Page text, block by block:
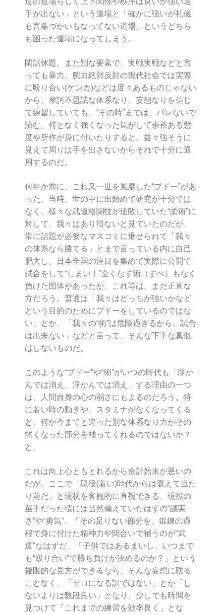
手が出ない」という道場と「確かに強いが礼儀
も言葉づかいもなってない道場」というどちら
も困った道場になってしまう。
閑話休題。また別な要素で、実戦実戦などと言
っても暴力、腕力絶対反対の現代社会では実際
に殴り合い(ケンカ)などは度々あるものじゃない
から、摩訶不思議な体系なり、妄想なりを信じ
て練習していても、“その時”までは、バレないで
済む。何となく強くなった気がして余裕ある態
度や所作が身に付いたりすると、益々強そうに
見えて周りは手を出さないからそれで十分に通
用するのだ。
何年か前に、これ又一世を風靡した“ブドー”があ
った。当時、世の中に出始めて研究が十分では
なく、様々な武道格闘技が連敗していた“柔術”に
対して、我々はあり得ないと見ていたのだが、
常に話題が必要なマスコミに乗せられて「我々
の体系なら勝てる」とまで言っている内に自己
肥大し、日本全国の注目を集めて実際に公開で
試合をして“しまい！”全くなす術（すべ）もなく
負けた団体があったが、これ等は、まだ正直な
方だろう。普通は「我々はどっちが強いかなど
という目的のためにブドーをしているのではな
い」とか、「我々の“術”は危険過ぎるから、試合
は出来ない」などと言って、そんな下手な真似
はしないものだ。
このような“ブドー”や“術”がいつの時代も「浮か
んでは消え、浮かんでは消え」する理由の一つ
は、人間自身の心の弱さにもよるのだろう。特
に若い時の動きや、スタミナがなくなってくる
と、何か今までと違った別な体系なり力がその
弱くなった部分を補ってくれるのではないか？
と。
これは向上心ともとれるから余計始末が悪いの
だが、ここで「現役(若い)時代からは衰えて当た
り前だ」と現状を客観的に直視できる、現役の
選手だった頃には当然備えていたはずの“誠実
さ”や“勇気”。「その足りない部分を、鍛錬の過
程で身に付けた精神力や間合いで補うのが“武
道”なはずだ」「子供ではあるまいし、いつまで
も“殴り合い”で勝ち負けが決めるのか？」という
複眼的な見方ができるなら、そんな妄想に耽る
ことなく、「ゼロになる訳ではない」とか「し
ないよりは数段良い」となり、少しでも時間を
見つけて「これまでの練習を効率良く」とな